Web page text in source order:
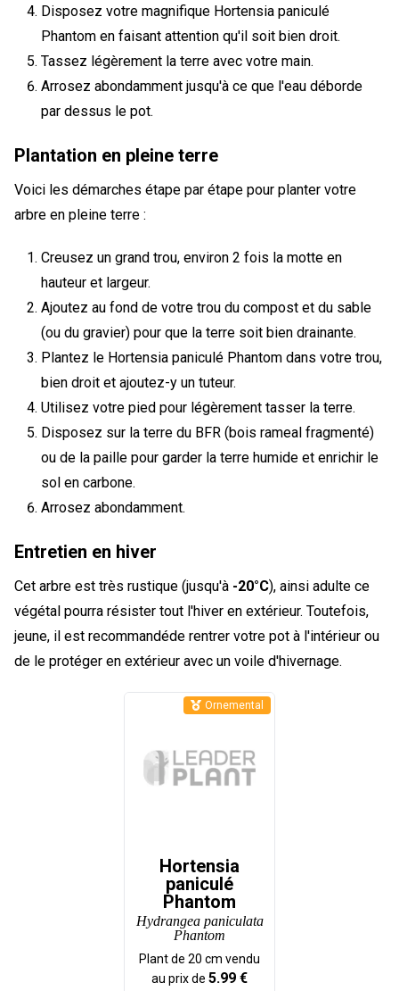
Disposez votre magnifique Hortensia paniculé
Phantom en faisant attention qu'il soit bien droit.
Tassez légèrement la terre avec votre main.
Arrosez abondamment jusqu'à ce que l'eau déborde
par dessus le pot.
Plantation en pleine terre
Voici les démarches étape par étape pour planter votre
arbre en pleine terre :
Creusez un grand trou, environ 2 fois la motte en
hauteur et largeur.
Ajoutez au fond de votre trou du compost et du sable
(ou du gravier) pour que la terre soit bien drainante.
Plantez le Hortensia paniculé Phantom dans votre trou,
bien droit et ajoutez-y un tuteur.
Utilisez votre pied pour légèrement tasser la terre.
Disposez sur la terre du BFR (bois rameal fragmenté)
ou de la paille pour garder la terre humide et enrichir le
sol en carbone.
Arrosez abondamment.
Entretien en hiver
Cet arbre est très rustique (jusqu'à -20°C), ainsi adulte ce
végétal pourra résister tout l'hiver en extérieur. Toutefois,
jeune, il est recommandéde rentrer votre pot à l'intérieur ou
de le protéger en extérieur avec un voile d'hivernage.
Hortensia
paniculé
Phantom
Hydrangea paniculata
Phantom
Plant de 20 cm vendu
au prix de 5.99 €
Ornemental